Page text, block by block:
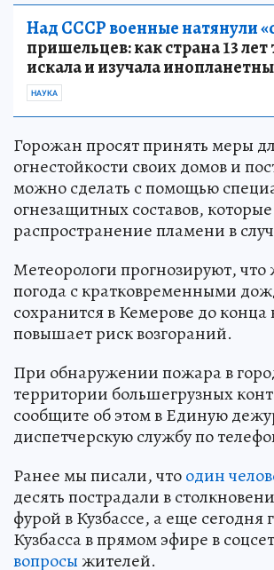
Над СССР военные натянули
пришельцев: как страна 13 лет
искала и изучала
НАУКА
Горожан просят принять меры
огнестойкости своих домов и
можно сделать с помощью
огнезащитных составов,
распространение пламени в
Метеорологи прогнозируют, что
погода с кратковременными
сохранится в Кемерове до конца
повышает риск возгораний.
При обнаружении пожара в
территории большегрузных
сообщите об этом в Единую
диспетчерскую службу по
Ранее мы писали, чтоодин
десять пострадали в
фурой в Кузбассе, а еще сегодня
Кузбасса в прямом эфире в
вопросыжителей.